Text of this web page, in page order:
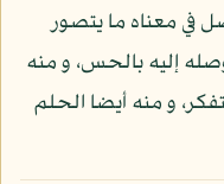
في معناه ما يتصور
إليه بالحس، و منه
و منه أيضا الحلم